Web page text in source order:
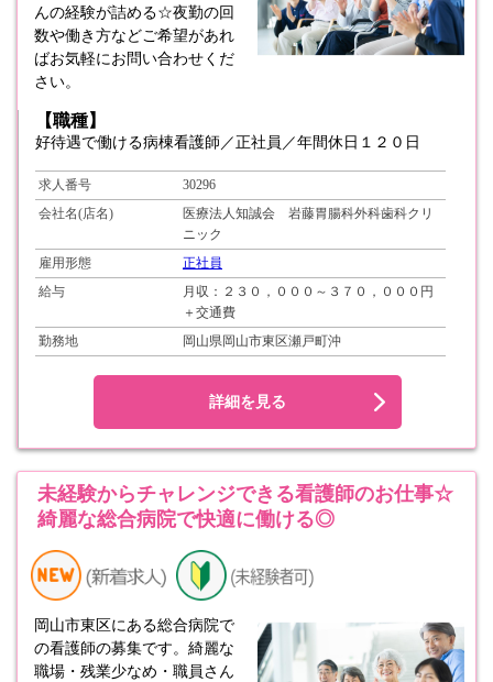
んの経験が詰める☆夜勤の回
数や働き方などご希望があれ
ばお気軽にお問い合わせくだ
さい。
【職種】
好待遇で働ける病棟看護師／正社員／年間休日１２０日
求人番号
30296
会社名(店名)
医療法人知誠会 岩藤胃腸科外科歯科クリ
ニック
雇用形態
正社員
給与
月収：２３０，０００～３７０，０００円
＋交通費
勤務地
岡山県岡山市東区瀬戸町沖
詳細を見る
未経験からチャレンジできる看護師のお仕事☆
綺麗な総合病院で快適に働ける◎
岡山市東区にある総合病院で
の看護師の募集です。綺麗な
職場・残業少なめ・職員さん